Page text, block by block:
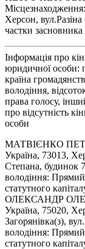
Херсон,
частки
Інформація про
юридичної особи:
країна
володіння,
права голосу,
про відсутність
особи
МАТВІЄНКО
Україна, 73013,
Степана, будинок
володіння:
статутного
ОЛЕКСАНДР
Україна, 75020,
Загорянівка(з),
володіння:
статутного